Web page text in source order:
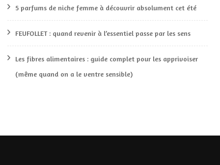
5 parfums de niche femme à découvrir absolument cet été
FEUFOLLET : quand revenir à l’essentiel passe par les sens
Les fibres alimentaires : guide complet pour les apprivoiser
(même quand on a le ventre sensible)